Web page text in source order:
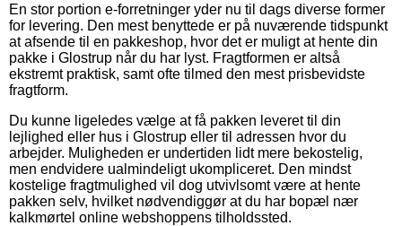
En stor portion e-forretninger yder nu til dags diverse former
for levering. Den mest benyttede er på nuværende tidspunkt
at afsende til en pakkeshop, hvor det er muligt at hente din
pakke i Glostrup når du har lyst. Fragtformen er altså
ekstremt praktisk, samt ofte tilmed den mest prisbevidste
fragtform.
Du kunne ligeledes vælge at få pakken leveret til din
lejlighed eller hus i Glostrup eller til adressen hvor du
arbejder. Muligheden er undertiden lidt mere bekostelig,
men endvidere ualmindeligt ukompliceret. Den mindst
kostelige fragtmulighed vil dog utvivlsomt være at hente
pakken selv, hvilket nødvendiggør at du har bopæl nær
kalkmørtel online webshoppens tilholdssted.